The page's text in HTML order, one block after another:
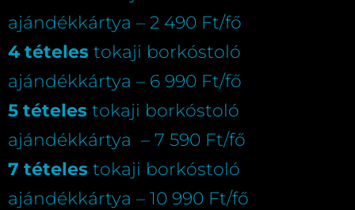
ajándékkártya – 2 490 Ft/fő
4 tételes tokaji borkóstoló
ajándékkártya – 6 990 Ft/fő
5 tételes tokaji borkóstoló
ajándékkártya – 7 590 Ft/fő
7 tételes tokaji borkóstoló
ajándékkártya – 10 990 Ft/fő